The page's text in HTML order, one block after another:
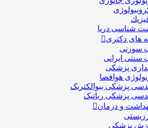
شناسی دریا
های دکتری
سوزنی
ایرانی
پزشکی
هوافضا
پزشکی بیوالکتریک
پزشکی رباتیک
و درمان
پزشکی